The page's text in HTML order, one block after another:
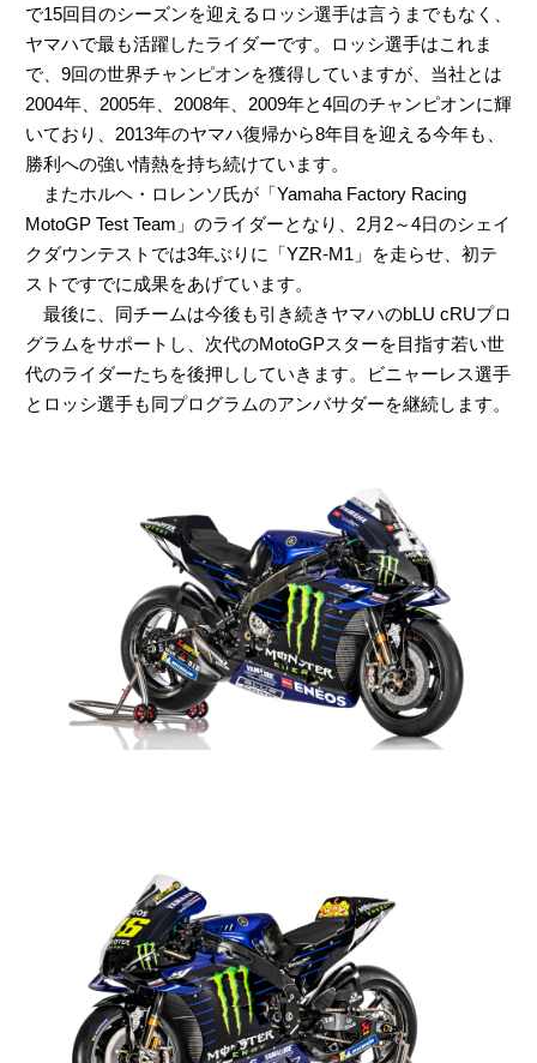
で15回目のシーズンを迎えるロッシ選手は言うまでもなく、
ヤマハで最も活躍したライダーです。ロッシ選手はこれま
で、9回の世界チャンピオンを獲得していますが、当社とは
2004年、2005年、2008年、2009年と4回のチャンピオンに輝
いており、2013年のヤマハ復帰から8年目を迎える今年も、
勝利への強い情熱を持ち続けています。
またホルヘ・ロレンソ氏が「Yamaha Factory Racing
MotoGP Test Team」のライダーとなり、2月2～4日のシェイ
クダウンテストでは3年ぶりに「YZR-M1」を走らせ、初テ
ストですでに成果をあげています。
最後に、同チームは今後も引き続きヤマハのbLU cRUプロ
グラムをサポートし、次代のMotoGPスターを目指す若い世
代のライダーたちを後押ししていきます。ビニャーレス選手
とロッシ選手も同プログラムのアンバサダーを継続します。